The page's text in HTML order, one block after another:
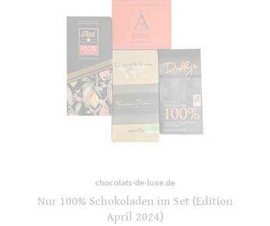
chocolats-de-luxe.de
Nur 100% Schokoladen im Set (Edition
April 2024)